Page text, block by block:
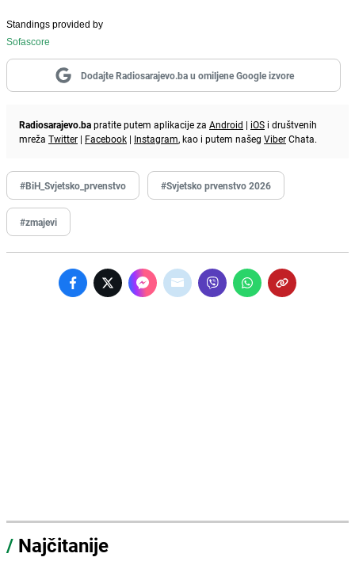
Standings provided by
Sofascore
Dodajte Radiosarajevo.ba u omiljene Google izvore
Radiosarajevo.bapratite putem aplikacije za Android | iOS i društvenih
mreža Twitter | Facebook | Instagram, kao i putem našeg ViberChata.
#BiH_Svjetsko_prvenstvo #Svjetsko prvenstvo 2026
#zmajevi
/ Najčitanije